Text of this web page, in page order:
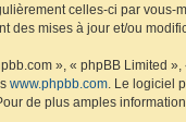
celles-ci par
des mises à jour et/ou
», « phpBB Limited
www.phpbb.com . Le logiciel
de plus amples